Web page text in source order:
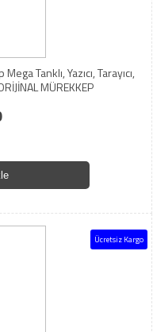
Tanklı, Yazıcı, Tarayıcı,
MÜREKKEP
Ücretsiz Kargo